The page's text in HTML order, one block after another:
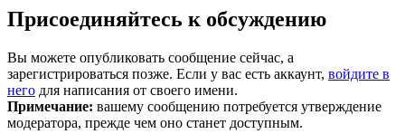
Присоединяйтесь к обсуждению
Вы можете опубликовать сообщение сейчас, а
зарегистрироваться позже. Если у вас есть аккаунт, войдите в
него для написания от своего имени.
Примечание: вашему сообщению потребуется утверждение
модератора, прежде чем оно станет доступным.